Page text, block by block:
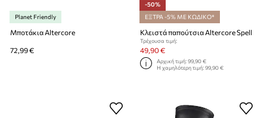
Planet Friendly
Μποτάκια Altercore
72,99 €
-50%
ΕΞΤΡΑ -5% ΜΕ ΚΩΔΙΚΟ*
Κλειστά παπούτσια Altercore Spell
Τρέχουσα τιμή:
49,90 €
Αρχική τιμή:99,90 €
Η χαμηλότερη τιμή:99,90 €